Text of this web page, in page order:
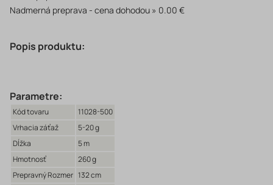
Nadmerná preprava - cena dohodou
0.00 €
Popis produktu:
Parametre:
Kód tovaru
11028-500
Vrhacia záťaž
5-20 g
Dĺžka
5 m
Hmotnosť
260 g
Prepravný Rozmer 132 cm